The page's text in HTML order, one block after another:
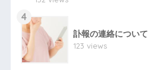
4
訃報の連絡について
123 views